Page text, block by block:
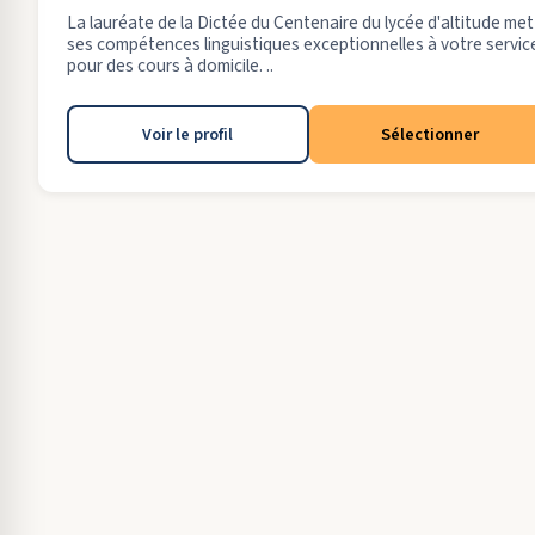
La lauréate de la Dictée du Centenaire du lycée d'altitude met
ses compétences linguistiques exceptionnelles à votre
pour des cours à domicile. ..
Voir le profil Sélectionner